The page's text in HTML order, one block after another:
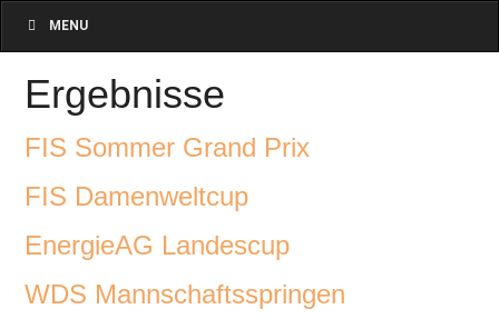
MENU
Ergebnisse
FIS Sommer Grand Prix
FIS Damenweltcup
EnergieAG Landescup
WDS Mannschaftsspringen